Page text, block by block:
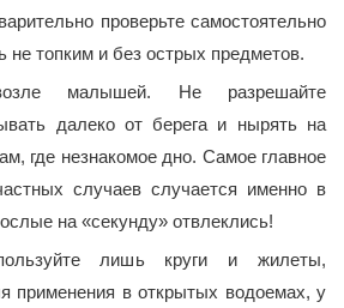
проверьте самостоятельно
не топким и без острых предметов.
малышей. Не разрешайте
далеко от берега и нырять на
где незнакомое дно. Самое главное
случаев случается именно в
на «секунду» отвлеклись!
лишь круги и жилеты,
применения в открытых водоемах, у